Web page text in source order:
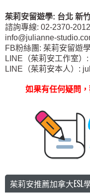
茱莉安留遊學: 台北 新
諮詢專線: 02-2370-
info@julianne-
FB粉絲團: 茱莉安留遊
LINE（茱莉安工作室
LINE（茱莉安本人）:
如果有任何疑問
茱莉安推薦加拿大ESL